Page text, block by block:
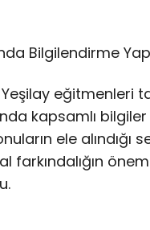
Bilgilendirme
eğitmenleri
kapsamlı
ele alındığı